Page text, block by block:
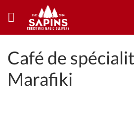
Café de
Marafiki